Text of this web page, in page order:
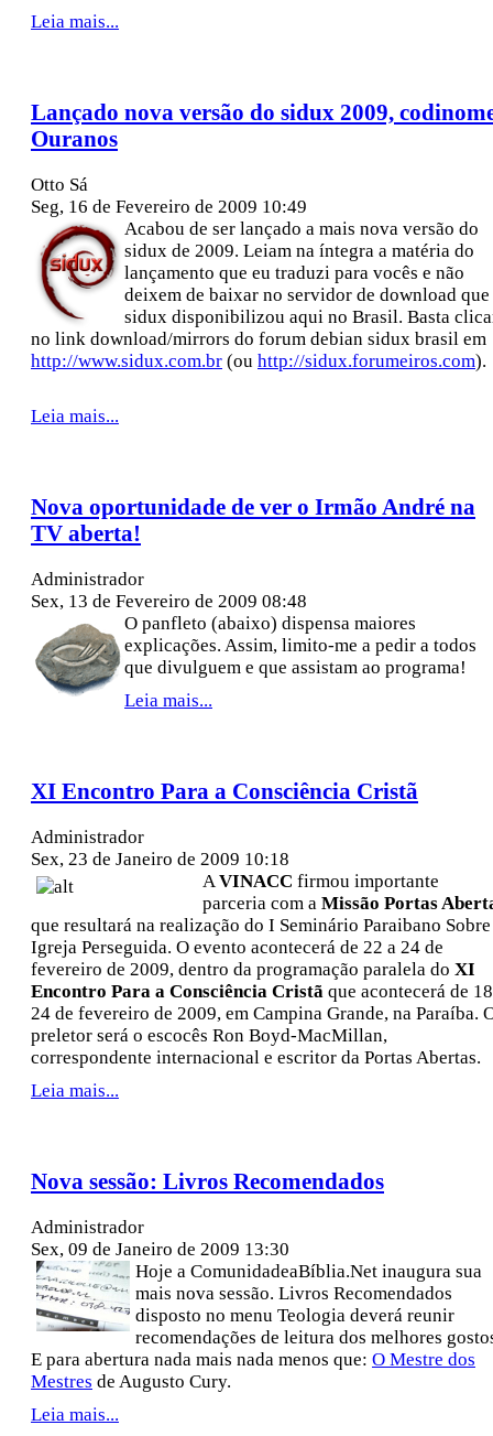
Leia mais...
Lançado nova versão do sidux 2009,
Ouranos
Otto Sá
Seg, 16 de Fevereiro de 2009 10:49
Acabou de ser lançado a mais nova versão do
sidux de 2009. Leiam na íntegra a matéria do
lançamento que eu traduzi para vocês e não
deixem de baixar no servidor de download que
sidux disponibilizou aqui no Brasil. Basta
no link download/mirrors do forum debian sidux brasil em
http://www.sidux.com.br (ou http://sidux.forumeiros.com).
Leia mais...
Nova oportunidade de ver o Irmão André na
TV aberta!
Administrador
Sex, 13 de Fevereiro de 2009 08:48
O panfleto (abaixo) dispensa maiores
explicações. Assim, limito-me a pedir a todos
que divulguem e que assistam ao programa!
Leia mais...
XI Encontro Para a Consciência Cristã
Administrador
Sex, 23 de Janeiro de 2009 10:18
AVINACC firmou importante
parceria com a Missão Portas
que resultará na realização do I Seminário Paraibano
Igreja Perseguida. O evento acontecerá de 22 a 24 de
fevereiro de 2009, dentro da programação paralela do XI
Encontro Para a Consciência Cristã que acontecerá de
24 de fevereiro de 2009, em Campina Grande, na Paraíba.
preletor será o escocês Ron Boyd-MacMillan,
correspondente internacional e escritor da Portas Abertas.
Leia mais...
Nova sessão: Livros Recomendados
Administrador
Sex, 09 de Janeiro de 2009 13:30
Hoje a ComunidadeaBíblia.Net inaugura sua
mais nova sessão. Livros Recomendados
disposto no menu Teologia deverá reunir
recomendações de leitura dos melhores
E para abertura nada mais nada menos que: O Mestre dos
Mestres de Augusto Cury.
Leia mais...